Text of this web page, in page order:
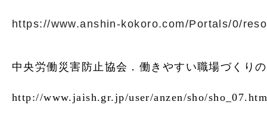
https://www.anshin-kokoro.com/Portals/0/
中央労働災害防止協会．働きやすい職場づくり
http://www.jaish.gr.jp/user/anzen/sho/